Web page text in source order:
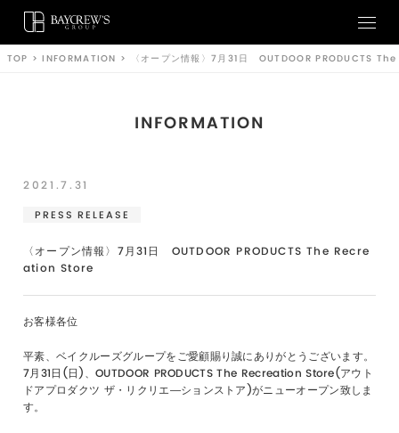
TOP >INFORMATION > 〈オープン情報〉7月31日 OUTDOOR PRODUCTS
INFORMATION
2021.7.31
PRESS RELEASE
〈オープン情報〉7月31日 OUTDOOR PRODUCTS The Recre
ation Store
お客様各位
平素、ベイクルーズグループをご愛顧賜り誠にありがとうございます。
7月31日(日)、OUTDOOR PRODUCTS The Recreation Store(アウト
ドアプロダクツ ザ・リクリエ―ションストア)がニューオープン致しま
す。